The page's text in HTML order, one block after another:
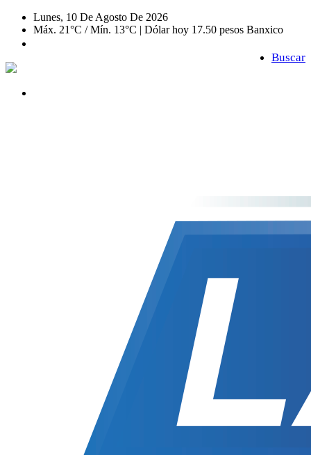
Lunes, 10 De Agosto De 2026
Máx. 21°C / Mín. 13°C | Dólar hoy 17.50 pesos Banxico
Buscar